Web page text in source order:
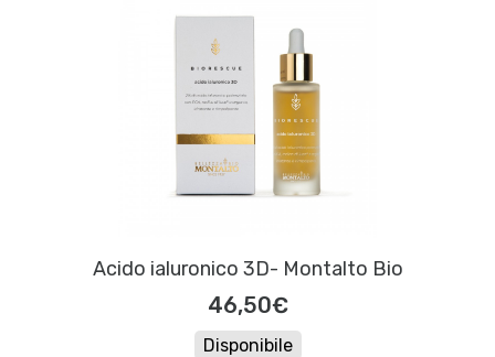
Acido ialuronico 3D- Montalto Bio
46,50€
Disponibile